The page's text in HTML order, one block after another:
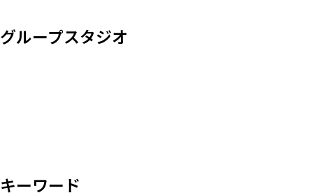
グループスタジオ
キーワード